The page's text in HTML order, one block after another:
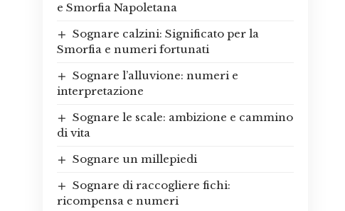
e Smorfia Napoletana
Sognare calzini: Significato per la
Smorfia e numeri fortunati
Sognare l’alluvione: numeri e
interpretazione
Sognare le scale: ambizione e cammino
di vita
Sognare un millepiedi
Sognare di raccogliere fichi:
ricompensa e numeri